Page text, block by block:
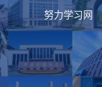
努力学习网